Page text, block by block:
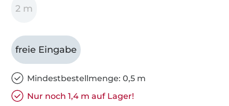
2 m
freie Eingabe
Mindestbestellmenge: 0,5 m
Nur noch 1,4 m auf Lager!